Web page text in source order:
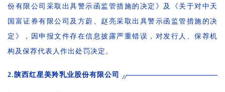
份有限公司采取出具警示函监管措施的决定》及《关于对中天
国富证券有限公司及方蔚、赵亮采取出具警示函监管措施的决
定》，因申报文件存在信息披露严重错误，对发行人、保荐机
构及保荐代表人作出处罚决定。
2.陕西红星美羚乳业股份有限公司